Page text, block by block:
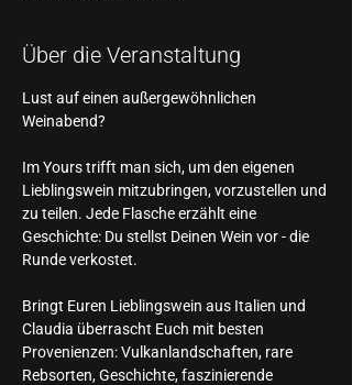
Über die Veranstaltung
Lust auf einen außergewöhnlichen
Weinabend?
Im Yours trifft man sich, um den eigenen
Lieblingswein mitzubringen, vorzustellen und
zu teilen. Jede Flasche erzählt eine
Geschichte: Du stellst Deinen Wein vor - die
Runde verkostet.
Bringt Euren Lieblingswein aus Italien und
Claudia überrascht Euch mit besten
Provenienzen: Vulkanlandschaften, rare
Rebsorten, Geschichte, faszinierende